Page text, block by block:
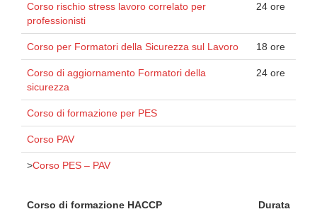
Corso rischio stress lavoro correlato per
professionisti
24 ore
Corso per Formatori della Sicurezza sul Lavoro 18 ore
Corso di aggiornamento Formatori della
sicurezza
24 ore
Corso di formazione per PES
Corso PAV
>Corso PES – PAV
Corso di formazione HACCP Durata